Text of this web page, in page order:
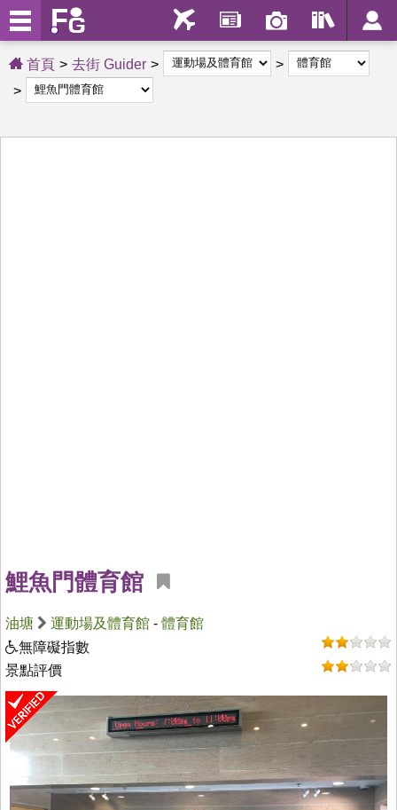
首頁 去街 Guider
鯉魚門體育館
油塘 運動場及體育館 - 體育館
無障礙指數
景點評價